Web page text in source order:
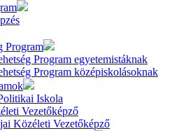
Program
Program egyetemistáknak
Program középiskolásoknak
Iskola
Vezetőképző
Közéleti Vezetőképző